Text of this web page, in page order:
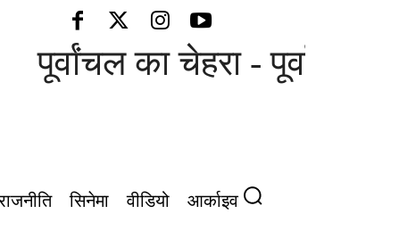
पूर्वांचल का चेहरा - पूर्वांचल की
सिनेमा वीडियो आर्काइव